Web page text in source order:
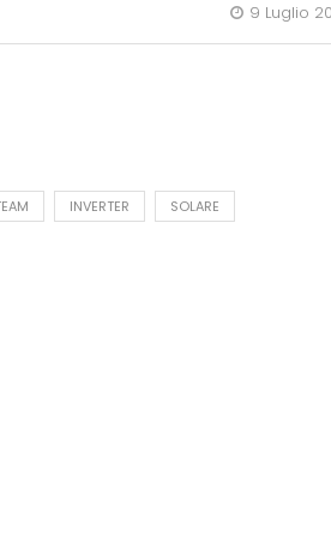
9 Luglio
INVERTER SOLARE